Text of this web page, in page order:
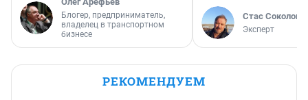
Блогер, предприниматель,
владелец в транспортном
бизнесе
Стас Соколов
Эксперт
РЕКОМЕНДУЕМ